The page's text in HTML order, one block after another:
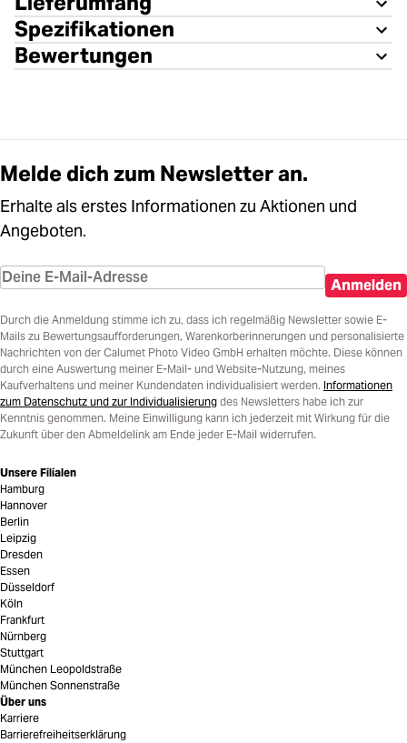
Spezifikationen
Bewertungen
Melde dich zum Newsletter an.
Erhalte als erstes Informationen zu Aktionen und
Angeboten.
Anmelden
Durch die Anmeldung stimme ich zu, dass ich regelmäßig Newsletter sowie E-
Mails zu Bewertungsaufforderungen, Warenkorberinnerungen und personalisierte
Nachrichten von der Calumet Photo Video GmbH erhalten möchte. Diese können
durch eine Auswertung meiner E-Mail- und Website-Nutzung, meines
Kaufverhaltens und meiner Kundendaten individualisiert werden. Informationen
zum Datenschutz und zur Individualisierung des Newsletters habe ich zur
Kenntnis genommen. Meine Einwilligung kann ich jederzeit mit Wirkung für die
Zukunft über den Abmeldelink am Ende jeder E-Mail widerrufen.
Unsere Filialen
Hamburg
Hannover
Berlin
Leipzig
Dresden
Essen
Düsseldorf
Köln
Frankfurt
Nürnberg
Stuttgart
München Leopoldstraße
München Sonnenstraße
Über uns
Karriere
Barrierefreiheitserklärung